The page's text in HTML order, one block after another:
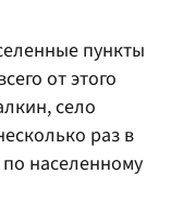
пункты
от этого
село
раз в
населенному